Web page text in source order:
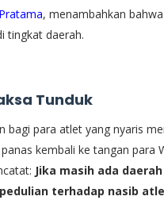
, menambahkan
tingkat daerah.
Tunduk
bagi para atlet yang nyaris
kembali ke tangan para
Jika masih ada
terhadap nasib